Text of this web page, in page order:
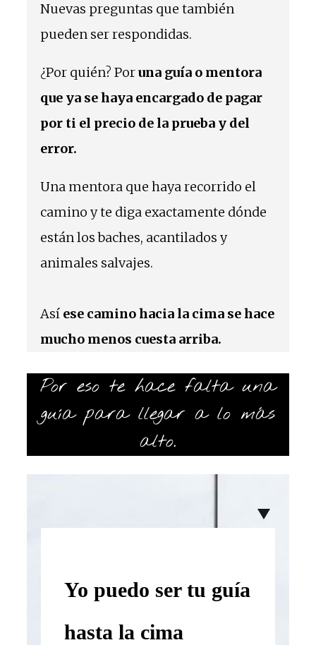
Nuevas preguntas que también
pueden ser respondidas.
¿Por quién? Poruna guía o mentora
que ya se haya encargado de pagar
por ti el precio de la prueba y del
error.
Una mentora que haya recorrido el
camino y te diga exactamente dónde
están los baches, acantilados y
animales salvajes.
Así ese camino hacia la cima se hace
mucho menos cuesta arriba.
Por eso te hace falta una
guía para llegar a lo más
alto.
Yo puedo ser tu guía
hasta la cima